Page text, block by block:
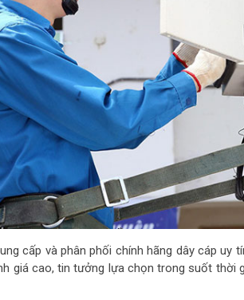
cấp và phân phối chính hãng dây cáp uy
giá cao, tin tưởng lựa chọn trong suốt thời